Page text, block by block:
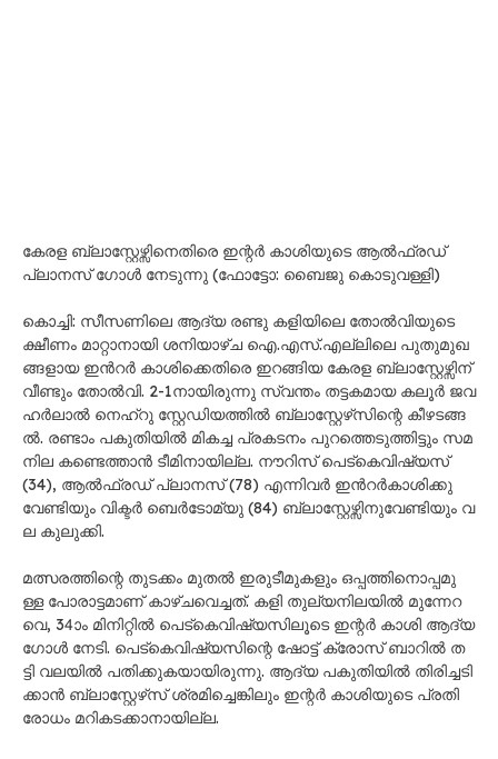
കേ​ര​ള ബ്ലാ​സ്റ്റേ​ഴ്സി​നെ​തി​രെ ഇ​ന്റ​ർ കാ​ശി​യു​ടെ ആ​ൽ​ഫ്ര​ഡ്
പ്ലാ​ന​സ് ഗോ​ൾ നേ​ടു​ന്നു (ഫോട്ടോ: ബൈ​ജു കൊ​ടു​വ​ള്ളി)
കൊ​ച്ചി: സീ​സ​ണി​ലെ ആ​ദ്യ ര​ണ്ടു ക​ളി​യി​ലെ തോ​ൽ​വി​യു​ടെ
ക്ഷീ​ണം മാ​റ്റാ​നാ​യി ശ​നി​യാ​ഴ്ച ഐ.​എ​സ്.​എ​ല്ലി​ലെ പു​തു​മു​ഖ​
ങ്ങ​ളാ​യ ഇ​ൻ​റ​ർ കാ​ശി​ക്കെ​തി​രെ ഇ​റ​ങ്ങി​യ കേ​ര​ള ബ്ലാ​സ്റ്റേ​ഴ്സി​ന്
വീ​ണ്ടും തോ​ൽ​വി. 2-1നാ​യി​രു​ന്നു സ്വ​ന്തം ത​ട്ട​ക​മാ​യ ക​ലൂ​ർ ജ​വ​
ഹ​ർ​ലാ​ൽ നെ​ഹ്റു സ്റ്റേ​ഡി​യ​ത്തി​ൽ ബ്ലാ​സ്റ്റേ​ഴ്‌​സി​ന്റെ കീ​ഴ​ട​ങ്ങ​
ൽ. ര​ണ്ടാം പ​കു​തി​യി​ൽ മി​ക​ച്ച പ്ര​ക​ട​നം പു​റ​ത്തെ​ടു​ത്തി​ട്ടും സ​മ​
നി​ല ക​ണ്ടെ​ത്താ​ൻ ടീ​മി​നാ​യി​ല്ല. നൗ​റി​സ് പെ​ട്‌​കെ​വി​ഷ്യ​സ്
(34), ആ​ൽ​ഫ്ര​ഡ് പ്ലാ​ന​സ് (78) എ​ന്നി​വ​ർ ഇ​ൻ​റ​ർ​കാ​ശി​ക്കു
വേ​ണ്ടി​യും വി​ക്ട​ർ ബെ​ർ​ടോ​മ്യു (84) ബ്ലാ​സ്റ്റേ​ഴ്സി​നു​വേ​ണ്ടി​യും വ​
ല കു​ലു​ക്കി.
മ​ത്സ​ര​ത്തി​ന്റെ തു​ട​ക്കം മു​ത​ൽ ഇ​രു​ടീ​മു​ക​ളും ഒ​പ്പ​ത്തി​നൊ​പ്പ​മു​
ള്ള പോ​രാ​ട്ട​മാ​ണ് കാ​ഴ്ച​വെ​ച്ച​ത്. ക​ളി തു​ല്യ​നി​ല​യി​ൽ മു​ന്നേ​റ​
വെ, 34ാം മി​നി​റ്റി​ൽ പെ​ട്‌​കെ​വി​ഷ്യ​സി​ലൂ​ടെ ഇ​ന്റ​ർ കാ​ശി ആ​ദ്യ
ഗോ​ൾ നേ​ടി. പെ​ട്‌​കെ​വി​ഷ്യ​സി​ന്റെ ഷോ​ട്ട് ക്രോ​സ് ബാ​റി​ൽ ത​
ട്ടി വ​ല​യി​ൽ പ​തി​ക്കു​ക​യാ​യി​രു​ന്നു. ആ​ദ്യ പ​കു​തി​യി​ൽ തി​രി​ച്ച​ടി​
ക്കാ​ൻ ബ്ലാ​സ്റ്റേ​ഴ്‌​സ് ശ്ര​മി​ച്ചെ​ങ്കി​ലും ഇ​ന്റ​ർ കാ​ശി​യു​ടെ പ്ര​തി​
രോ​ധം മ​റി​ക​ട​ക്കാ​നാ​യി​ല്ല.